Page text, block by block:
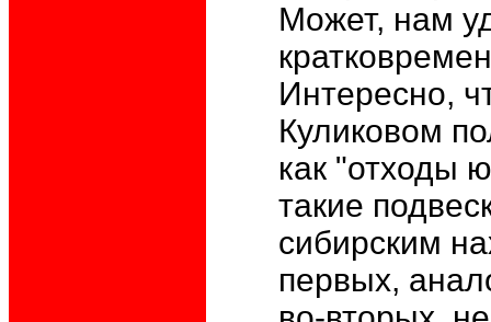
Может, нам
Интересно,
Куликовом
как "отходы
такие
сибирским
первых,